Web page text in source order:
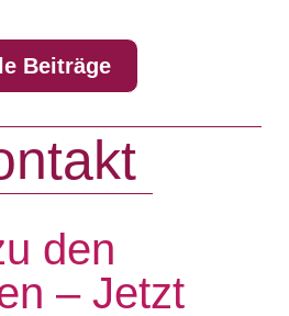
Beiträge
den
– Jetzt